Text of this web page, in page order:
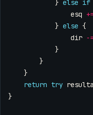
} else if
esq +=
} else {
dir -=
}
}
}
return try
}